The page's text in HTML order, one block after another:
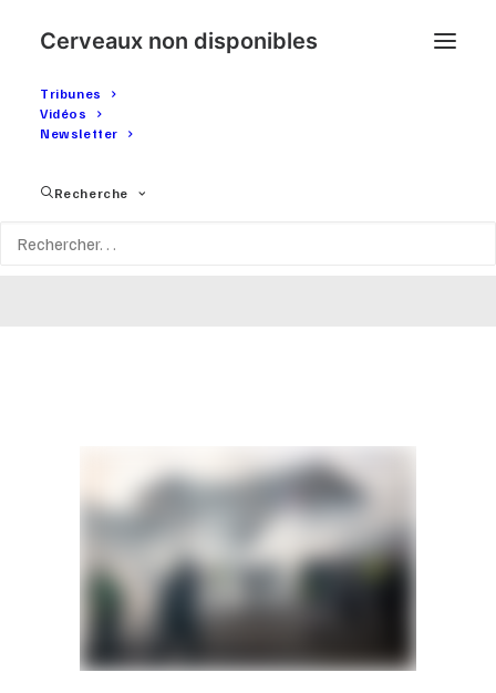
Cerveaux non disponibles
Tribunes
Vidéos
Newsletter
Recherche